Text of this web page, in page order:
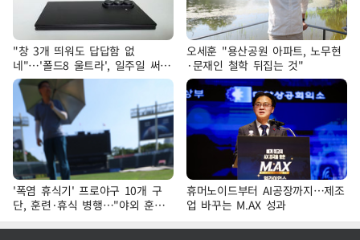
"창 3개 띄워도 답답함 없
네"…'폴드8 울트라', 일주일 써보
니
오세훈 "용산공원 아파트, 노무현
·문재인 철학 뒤집는 것"
'폭염 휴식기' 프로야구 10개 구
단, 훈련·휴식 병행…"야외 훈련
해도 안전 최우선"
휴머노이드부터 AI공장까지…제조
업 바꾸는 M.AX 성과